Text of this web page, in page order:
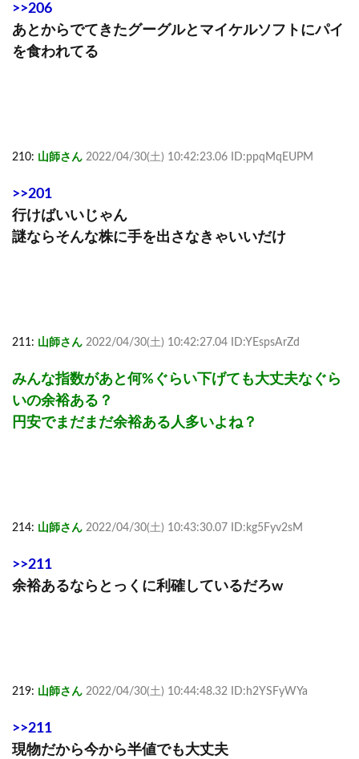
>>206
あとからでてきたグーグルとマイケルソフトにパイ
を食われてる
210: 山師さん 2022/04/30(土) 10:42:23.06 ID:ppqMqEUPM
>>201
行けばいいじゃん
謎ならそんな株に手を出さなきゃいいだけ
211: 山師さん 2022/04/30(土) 10:42:27.04 ID:YEspsArZd
みんな指数があと何%ぐらい下げても大丈夫なぐら
いの余裕ある？
円安でまだまだ余裕ある人多いよね？
214: 山師さん 2022/04/30(土) 10:43:30.07 ID:kg5Fyv2sM
>>211
余裕あるならとっくに利確しているだろw
219: 山師さん 2022/04/30(土) 10:44:48.32 ID:h2YSFyWYa
>>211
現物だから今から半値でも大丈夫